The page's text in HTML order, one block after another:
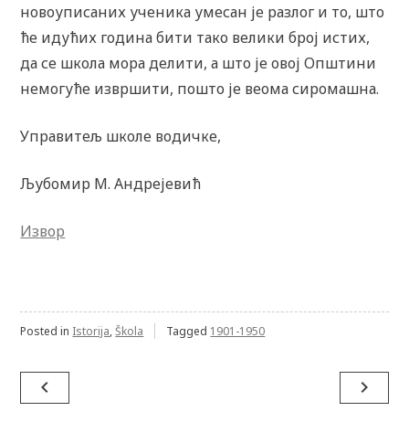
новоуписаних ученика умесан је разлог и то, што
ће идућих година бити тако велики број истих,
да се школа мора делити, а што је овој Општини
немогуће извршити, пошто је веома сиромашна.
Управитељ школе водичке,
Љубомир М. Андрејевић
Извор
Posted in Istorija,Škola Tagged 1901-1950
Post
navigation
navigate_before navigate_next